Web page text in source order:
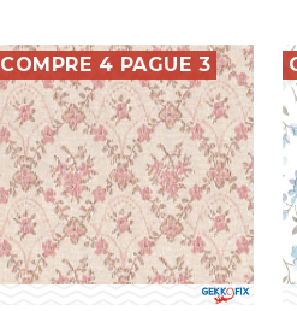
COMPRE 4 PAGUE 3